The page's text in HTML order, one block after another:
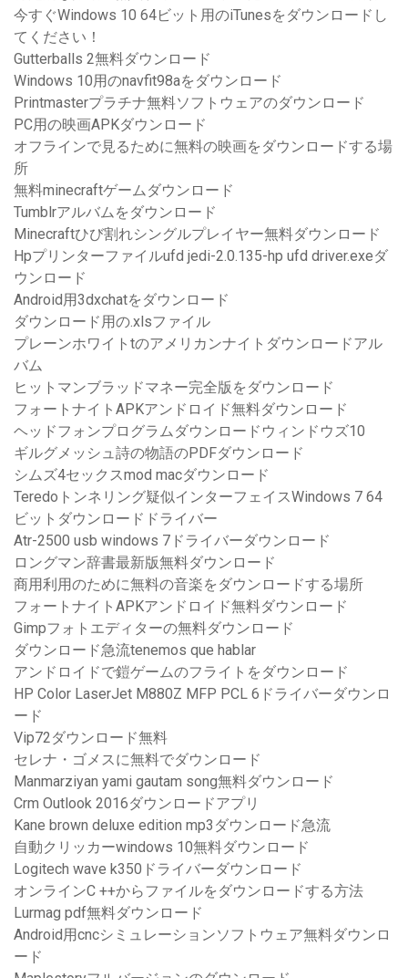
今すぐWindows 10 64ビット用のiTunesをダウンロードし
てください！
Gutterballs 2無料ダウンロード
Windows 10用のnavfit98aをダウンロード
Printmasterプラチナ無料ソフトウェアのダウンロード
PC用の映画APKダウンロード
オフラインで見るために無料の映画をダウンロードする場
所
無料minecraftゲームダウンロード
Tumblrアルバムをダウンロード
Minecraftひび割れシングルプレイヤー無料ダウンロード
Hpプリンターファイルufd jedi-2.0.135-hp ufd driver.exeダ
ウンロード
Android用3dxchatをダウンロード
ダウンロード用の.xlsファイル
プレーンホワイトtのアメリカンナイトダウンロードアル
バム
ヒットマンブラッドマネー完全版をダウンロード
フォートナイトAPKアンドロイド無料ダウンロード
ヘッドフォンプログラムダウンロードウィンドウズ10
ギルグメッシュ詩の物語のPDFダウンロード
シムズ4セックスmod macダウンロード
Teredoトンネリング疑似インターフェイスWindows 7 64
ビットダウンロードドライバー
Atr-2500 usb windows 7ドライバーダウンロード
ロングマン辞書最新版無料ダウンロード
商用利用のために無料の音楽をダウンロードする場所
フォートナイトAPKアンドロイド無料ダウンロード
Gimpフォトエディターの無料ダウンロード
ダウンロード急流tenemos que hablar
アンドロイドで鎧ゲームのフライトをダウンロード
HP Color LaserJet M880Z MFP PCL 6ドライバーダウンロ
ード
Vip72ダウンロード無料
セレナ・ゴメスに無料でダウンロード
Manmarziyan yami gautam song無料ダウンロード
Crm Outlook 2016ダウンロードアプリ
Kane brown deluxe edition mp3ダウンロード急流
自動クリッカーwindows 10無料ダウンロード
Logitech wave k350ドライバーダウンロード
オンラインC ++からファイルをダウンロードする方法
Lurmag pdf無料ダウンロード
Android用cncシミュレーションソフトウェア無料ダウンロ
ード